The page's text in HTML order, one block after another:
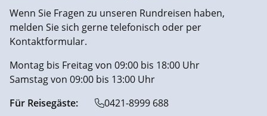
Wenn Sie Fragen zu unseren Rundreisen haben,
melden Sie sich gerne telefonisch oder per
Kontaktformular.
Montag bis Freitag von 09:00 bis 18:00 Uhr
Samstag von 09:00 bis 13:00 Uhr
Für Reisegäste:
0421-8999 688